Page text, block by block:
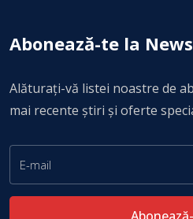
Abonează-te la
Alăturați-vă listei noastre de
mai recente știri și oferte